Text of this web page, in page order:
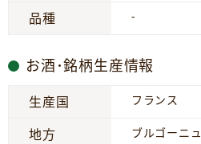
品種 -
お酒･銘柄生産情報
生産国 フランス
地方 ブルゴーニュ